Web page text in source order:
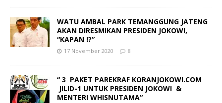
WATU AMBAL PARK TEMANGGUNG JATENG
AKAN DIRESMIKAN PRESIDEN JOKOWI,
“KAPAN !?”
17 November 2020 8
“ 3 PAKET PAREKRAF KORANJOKOWI.COM
JILID-1 UNTUK PRESIDEN JOKOWI &
MENTERI WHISNUTAMA“